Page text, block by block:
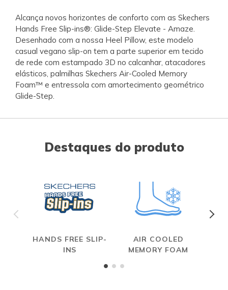
Alcança novos horizontes de conforto com as Skechers
Hands Free Slip-ins®: Glide-Step Elevate - Amaze.
Desenhado com a nossa Heel Pillow, este modelo
casual vegano slip-on tem a parte superior em tecido
de rede com estampado 3D no calcanhar, atacadores
elásticos, palmilhas Skechers Air-Cooled Memory
Foam™ e entressola com amortecimento geométrico
Glide-Step.
Destaques do produto
HANDS FREE SLIP-
INS
AIR COOLED
MEMORY FOAM